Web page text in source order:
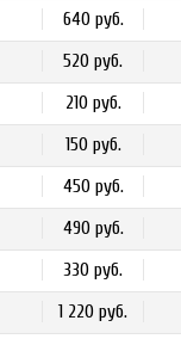
640 руб.
520 руб.
210 руб.
150 руб.
450 руб.
490 руб.
330 руб.
1 220 руб.